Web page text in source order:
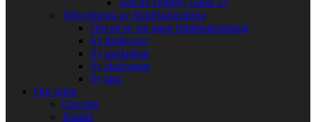
Test av Osprey Talon 33
Tillverkning av friluftsutrustning
Om att sy sin egen friluftsutrustning
Sy dunbyxor
Sy packpåsar
Sy skalvantar
Sy tarp
Om sidan
Om mig
Tumler